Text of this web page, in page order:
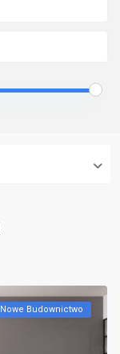
Nowe Budownictwo